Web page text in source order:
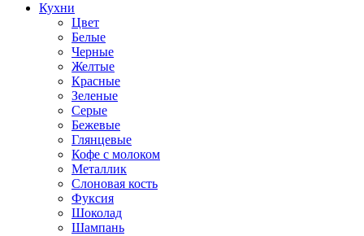
Кухни
Цвет
Белые
Черные
Желтые
Красные
Зеленые
Серые
Бежевые
Глянцевые
Кофе с молоком
Металлик
Слоновая кость
Фуксия
Шоколад
Шампань